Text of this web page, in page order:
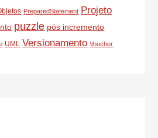
PreparedStatement Projeto
puzzle pós incremento
UML Versionamento Voucher